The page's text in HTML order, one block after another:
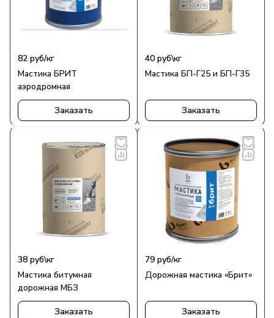
82 руб/кг
Мастика БРИТ
аэродромная
Заказать
40 руб\кг
Мастика БП-Г25 и БП-Г35
Заказать
38 руб\кг
Мастика битумная
дорожная МБЗ
Заказать
79 руб/кг
Дорожная мастика «Брит»
Заказать